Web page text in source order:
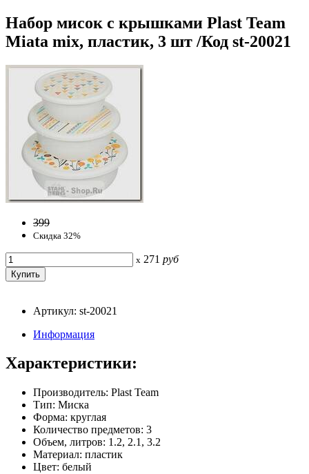
Набор мисок с крышками Plast Team
Miata mix, пластик, 3 шт /Код st-20021
399
Скидка 32%
x 271 руб
Артикул: st-20021
Информация
Характеристики:
Производитель: Plast Team
Тип: Миска
Форма: круглая
Количество предметов: 3
Объем, литров: 1.2, 2.1, 3.2
Материал: пластик
Цвет: белый